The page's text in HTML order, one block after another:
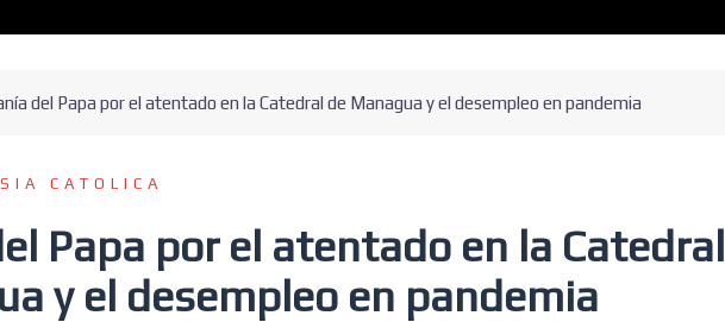
del Papa por el atentado en la Catedral de Managua y el desempleo en pandemia
CATOLICA
Papa por el atentado en la Catedral
y el desempleo en pandemia